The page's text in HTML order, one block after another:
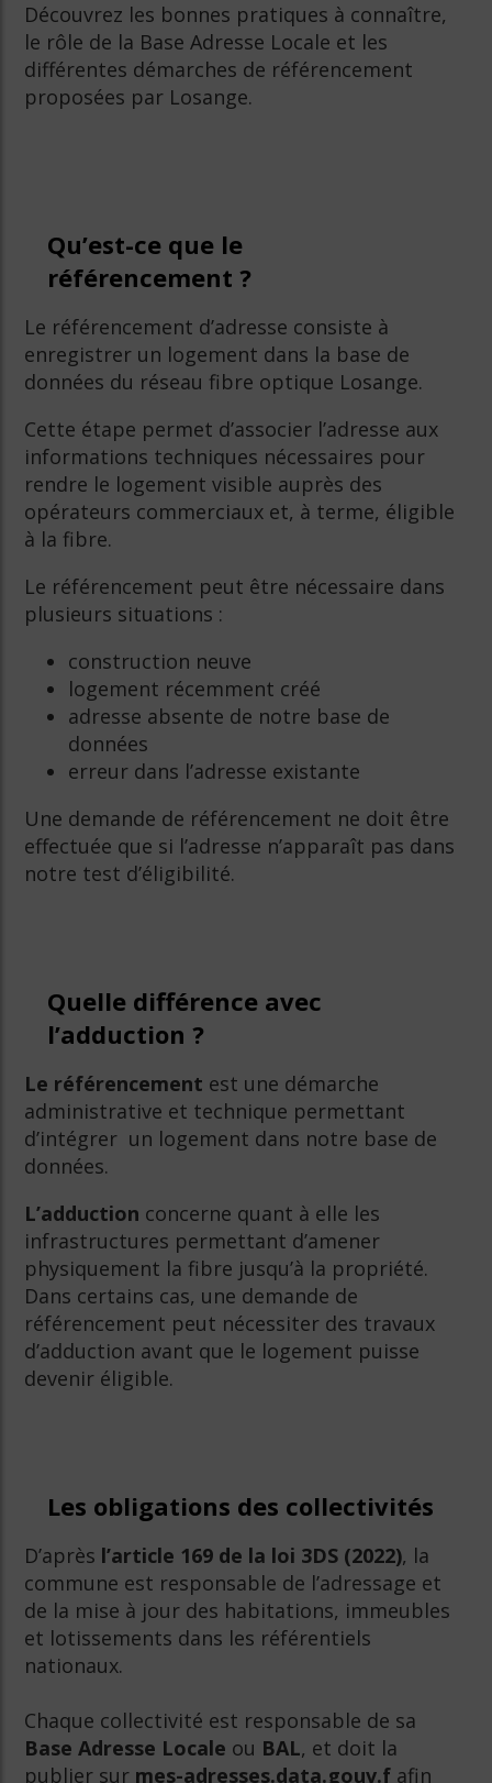
Découvrez les bonnes pratiques à connaître,
le rôle de la Base Adresse Locale et les
différentes démarches de référencement
proposées par Losange.
Qu’est-ce que le
référencement ?
Le référencement d’adresse consiste à
enregistrer un logement dans la base de
données du réseau fibre optique Losange.
Cette étape permet d’associer l’adresse aux
informations techniques nécessaires pour
rendre le logement visible auprès des
opérateurs commerciaux et, à terme, éligible
à la fibre.
Le référencement peut être nécessaire dans
plusieurs situations :
construction neuve
logement récemment créé
adresse absente de notre base de
données
erreur dans l’adresse existante
Une demande de référencement ne doit être
effectuée que si l’adresse n’apparaît pas dans
notre test d’éligibilité.
Quelle différence avec
l’adduction ?
Le référencement est une démarche
administrative et technique permettant
d’intégrer un logement dans notre base de
données.
L’adduction concerne quant à elle les
infrastructures permettant d’amener
physiquement la fibre jusqu’à la propriété.
Dans certains cas, une demande de
référencement peut nécessiter des travaux
d’adduction avant que le logement puisse
devenir éligible.
Les obligations des collectivités
D’après l’article 169 de la loi 3DS (2022), la
commune est responsable de l’adressage et
de la mise à jour des habitations, immeubles
et lotissements dans les référentiels
nationaux.
Chaque collectivité est responsable de sa
Base Adresse Locale ou BAL, et doit la
publier sur mes-adresses.data.gouv.f afin